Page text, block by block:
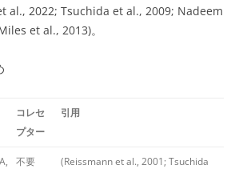
al., 2022; Tsuchida et al., 2009; Nadeem
et al., 2013)。
コレセ
プター
引用
不要
(Reissmann et al., 2001; Tsuchida